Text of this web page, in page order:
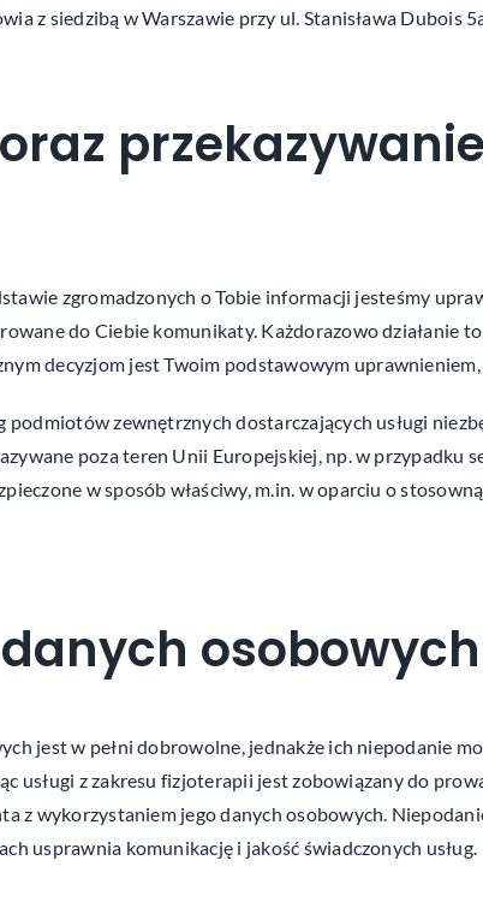
z siedzibą w Warszawie przy ul. Stanisława Dubois
zgromadzonych o Tobie informacji jesteśmy
do Ciebie komunikaty. Każdorazowo działanie
decyzjom jest Twoim podstawowym
zewnętrznych dostarczających usługi
poza teren Unii Europejskiej, np. w
w sposób właściwy, m.in. w oparciu o
jest w pełni dobrowolne, jednakże ich niepodanie
usługi z zakresu fizjoterapii jest zobowiązany do
z wykorzystaniem jego danych osobowych.
usprawnia komunikację i jakość świadczonych usług.